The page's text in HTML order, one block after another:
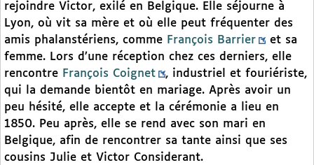
rejoindre Victor, exilé en Belgique. Elle séjourne à
Lyon, où vit sa mère et où elle peut fréquenter des
amis phalanstériens, comme François Barrier
et sa
femme. Lors d’une réception chez ces derniers, elle
rencontre François Coignet
, industriel et fouriériste,
qui la demande bientôt en mariage. Après avoir un
peu hésité, elle accepte et la cérémonie a lieu en
1850. Peu après, elle se rend avec son mari en
Belgique, afin de rencontrer sa tante ainsi que ses
cousins Julie et Victor Considerant.